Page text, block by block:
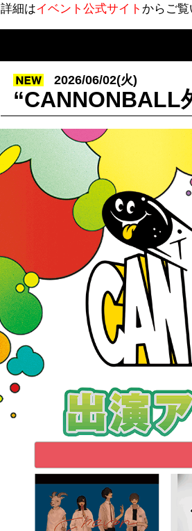
詳細はイベント公式サイト からご覧
2026/06/02(火)
“CANNONBALL